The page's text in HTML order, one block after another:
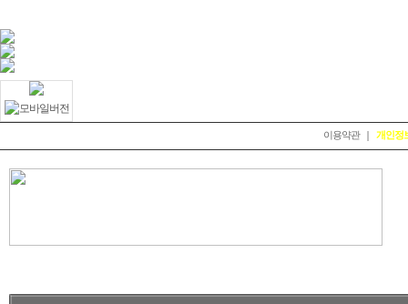
이용약관| 개인정